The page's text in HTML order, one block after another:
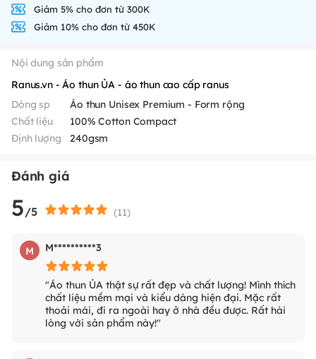
Giảm 5% cho đơn từ 300K
Giảm 10% cho đơn từ 450K
Nội dung sản phẩm
Ranus.vn - Áo thun ỦA - áo thun cao cấp ranus
Dòng sp
Áo thun Unisex Premium - Form rộng
Chất liệu
100% Cotton Compact
Định lượng
240gsm
Đánh giá
5/5 (11)
M M**********3
"Áo thun ỦA thật sự rất đẹp và chất lượng! Mình thích
chất liệu mềm mại và kiểu dáng hiện đại. Mặc rất
thoải mái, đi ra ngoài hay ở nhà đều được. Rất hài
lòng với sản phẩm này!"